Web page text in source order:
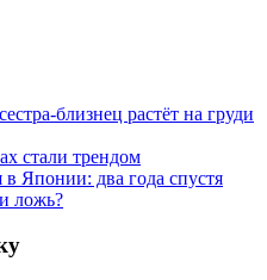
близнец растёт на груди
стали трендом
в Японии: два года спустя
ложь?